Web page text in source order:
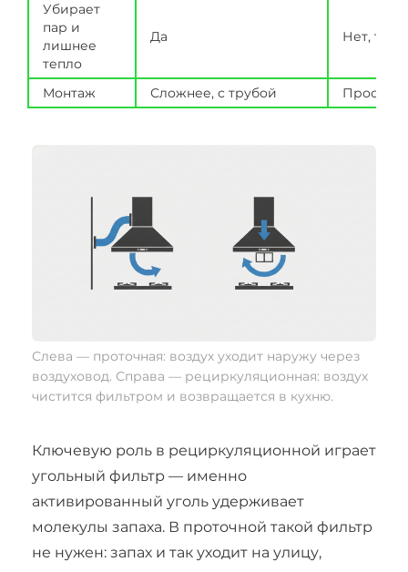
Убирает
пар и
лишнее
тепло
Да Нет,
Монтаж Сложнее, с трубой Простой,
Слева — проточная: воздух уходит наружу через
воздуховод. Справа — рециркуляционная: воздух
чистится фильтром и возвращается в кухню.
Ключевую роль в рециркуляционной играет
угольный фильтр — именно
активированный уголь удерживает
молекулы запаха. В проточной такой фильтр
не нужен: запах и так уходит на улицу,